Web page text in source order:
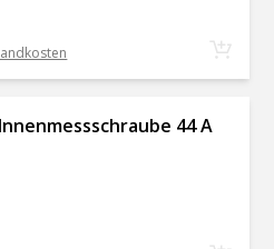
44 A